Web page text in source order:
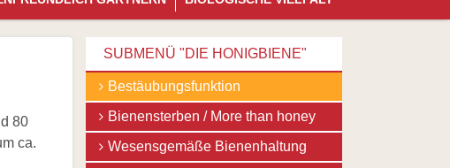
80
ca.
SUBMENÜ "DIE HONIGBIENE"
Navigation
überspringen
Bestäubungsfunktion
Bienensterben / More than honey
Wesensgemäße Bienenhaltung